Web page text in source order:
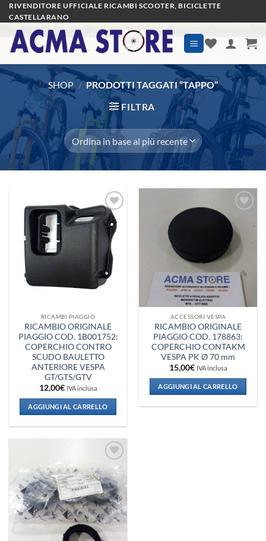
Salta
ai
contenuti
RIVENDITORE UFFICIALE RICAMBI SCOOTER, BICICLETTE
CASTELLARANO
SHOP / PRODOTTI TAGGATI “TAPPO”
FILTRA
Aggiungi
alla lista
dei
desideri
RICAMBI PIAGGIO
RICAMBIO ORIGINALE
PIAGGIO COD. 1B001752:
COPERCHIO CONTRO
SCUDO BAULETTO
ANTERIORE VESPA
GT/GTS/GTV
12,00€ IVA inclusa
AGGIUNGI AL CARRELLO
Aggiungi
alla lista
dei
desideri
ACCESSORI VESPA
RICAMBIO ORIGINALE
PIAGGIO COD. 178863:
COPERCHIO CONTAKM
VESPA PK Ø 70 mm
15,00€ IVA inclusa
AGGIUNGI AL CARRELLO
Aggiungi
alla lista
dei
desideri